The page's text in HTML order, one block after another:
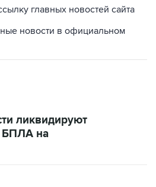
главных новостей сайта
новости в официальном
ликвидируют
БПЛА на